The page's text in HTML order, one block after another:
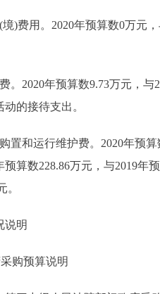
用。2020年预算数0万元，
2020年预算数9.73万元，与
的接待支出。
和运行维护费。2020年预算
预算数228.86万元，与2019年
。
明
购预算说明